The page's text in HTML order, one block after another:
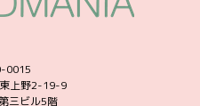
0015
上野2-19-9
三ビル5階